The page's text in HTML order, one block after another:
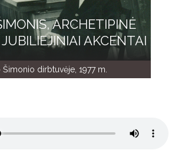
ARCHETIPINĖ
AKCENTAI
Šimonio dirbtuvėje, 1977 m.